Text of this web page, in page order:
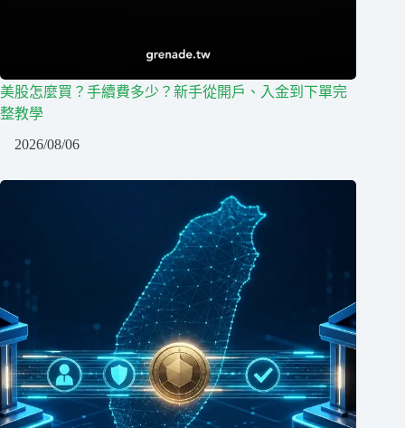
美股怎麼買？手續費多少？新手從開戶、入金到下單完
整教學
2026/08/06